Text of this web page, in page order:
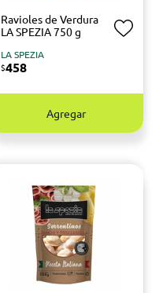
Ravioles de Verdura
LA SPEZIA 750 g
LA SPEZIA
$458
Agregar